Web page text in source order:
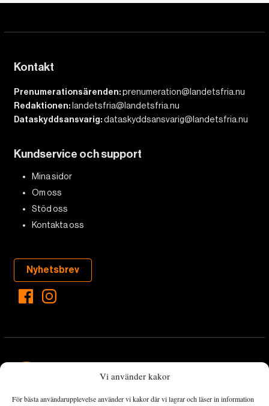
Vi använder kakor
För bästa användarupplevelse använder vi kakor där vi lagrar och läser in information
Kontakt
Prenumerationsärenden:prenumeration@landetsfria.nu
Redaktionen: landetsfria@landetsfria.nu
Dataskyddsansvarig:dataskyddsansvarig@landetsfria.nu
Kundservice och support
Mina sidor
Om oss
Stöd oss
Kontakta oss
Nyhetsbrev